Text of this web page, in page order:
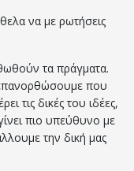
να με ρωτήσεις
τα πράγματα.
που
τις δικές του ιδέες,
πιο υπεύθυνο με
την δική μας